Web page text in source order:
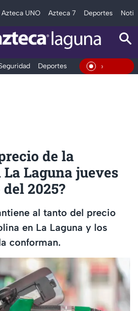
Azteca UNO Azteca 7 Deportes
Deportes EntretenimientoEn Vivo
de la
Laguna jueves
2025?
al tanto del precio
en La Laguna y los
conforman.